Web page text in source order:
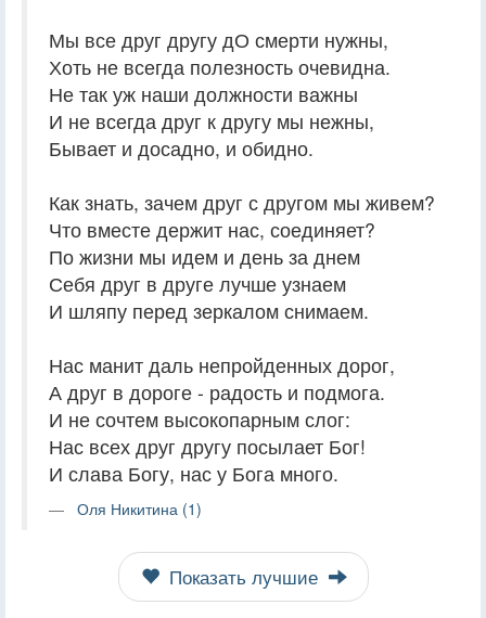
Мы все друг другу дО смерти нужны,
Хоть не всегда полезность очевидна.
Не так уж наши должности важны
И не всегда друг к другу мы нежны,
Бывает и досадно, и обидно.
Как знать, зачем друг с другом мы живем?
Что вместе держит нас, соединяет?
По жизни мы идем и день за днем
Себя друг в друге лучше узнаем
И шляпу перед зеркалом снимаем.
Нас манит даль непройденных дорог,
А друг в дороге - радость и подмога.
И не сочтем высокопарным слог:
Нас всех друг другу посылает Бог!
И слава Богу, нас у Бога много.
Оля Никитина (1)
Показать лучшие